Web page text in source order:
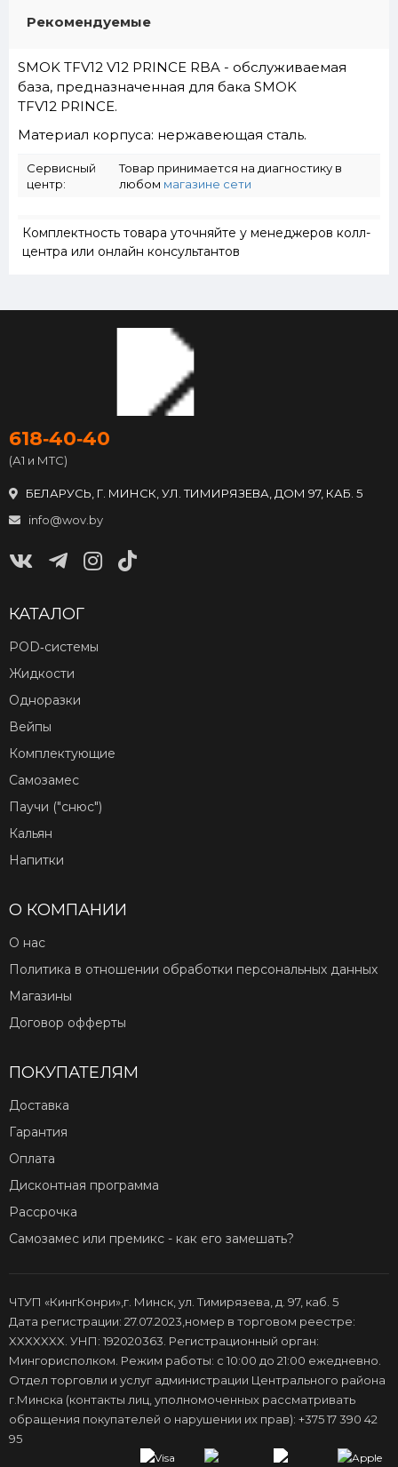
Рекомендуемые
SMOK TFV12 V12 PRINCE RBA - обслуживаемая
база, предназначенная для бака SMOK
TFV12 PRINCE.
Материал корпуса: нержавеющая сталь.
Сервисный
центр:
Товар принимается на диагностику в
любом магазине сети
Комплектность товара уточняйте у менеджеров колл-
центра или онлайн консультантов
618‑40‑40
(А1 и МТС)
БЕЛАРУСЬ, Г. МИНСК, УЛ. ТИМИРЯЗЕВА, ДОМ 97, КАБ. 5
info@wov.by
КАТАЛОГ
POD‑системы
Жидкости
Одноразки
Вейпы
Комплектующие
Самозамес
Паучи ("снюс")
Кальян
Напитки
О КОМПАНИИ
О нас
Политика в отношении обработки персональных данных
Магазины
Договор офферты
ПОКУПАТЕЛЯМ
Доставка
Гарантия
Оплата
Дисконтная программа
Рассрочка
Самозамес или премикс - как его замешать?
ЧТУП «КингКонри»,г. Минск, ул. Тимирязева, д. 97, каб. 5
Дата регистрации: 27.07.2023,номер в торговом реестре:
XXXXXXX. УНП: 192020363. Регистрационный орган:
Мингорисполком. Режим работы: с 10:00 до 21:00 ежедневно.
Отдел торговли и услуг администрации Центрального района
г.Минска (контакты лиц, уполномоченных рассматривать
обращения покупателей о нарушении их прав): +375 17 390 42
95